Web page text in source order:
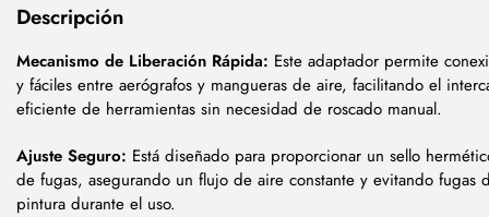
Descripción
Mecanismo de Liberación Rápida: Este adaptador permite
y fáciles entre aerógrafos y mangueras de aire, facilitando el
eficiente de herramientas sin necesidad de roscado manual.
Ajuste Seguro: Está diseñado para proporcionar un sello
de fugas, asegurando un flujo de aire constante y evitando fugas
pintura durante el uso.